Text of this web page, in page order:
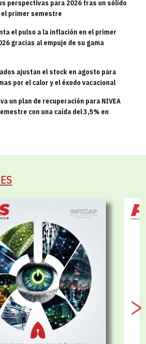
perspectivas para 2026 tras un sólido
primer semestre
el pulso a la inflación en el primer
gracias al empuje de su gama
ajustan el stock en agosto para
por el calor y el éxodo vacacional
un plan de recuperación para NIVEA
con una caída del 3,5% en